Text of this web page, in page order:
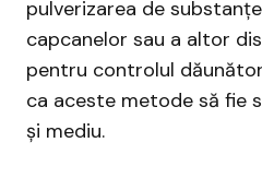
pulverizarea de
capcanelor sau a altor
pentru controlul
ca aceste metode să fie
și mediu.